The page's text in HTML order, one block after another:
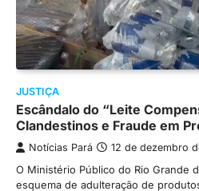
JUSTIÇA
Escândalo do “Leite
Clandestinos e Fraude em
Notícias Pará 12 de dezembro
O Ministério Público do Rio Grande
esquema de adulteração de